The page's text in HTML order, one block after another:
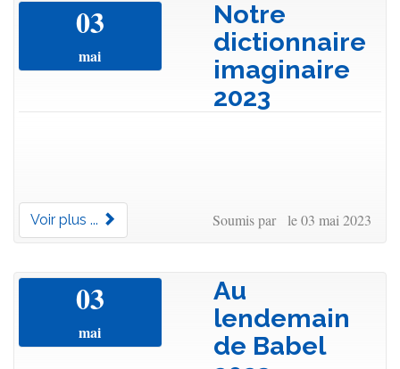
03
mai
Notre
dictionnaire
imaginaire
2023
Voir plus ... Soumis par le 03 mai 2023
03
mai
Au
lendemain
de Babel